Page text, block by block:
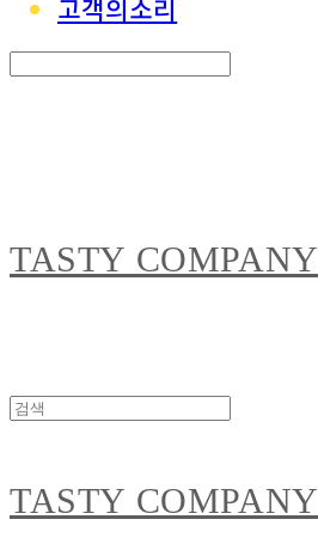
고객의소리
TASTY COMPANY
TASTY COMPANY